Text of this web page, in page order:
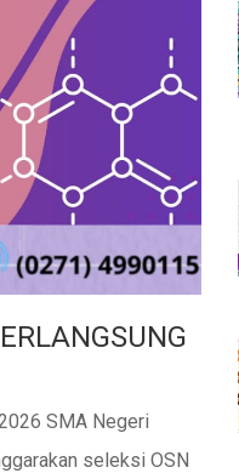
SMA Negeri
seleksi OSN